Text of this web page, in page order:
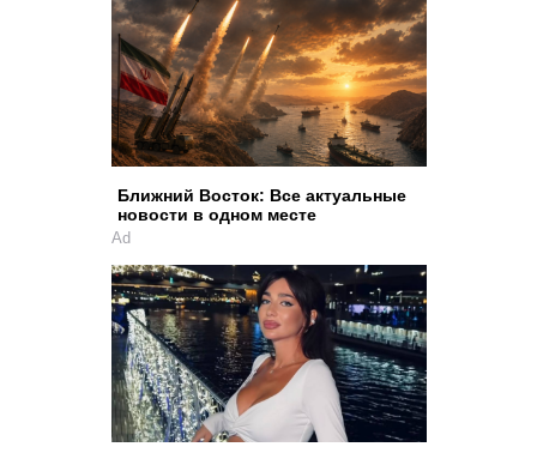
Ближний Восток: Все актуальные
новости в одном месте
Ad